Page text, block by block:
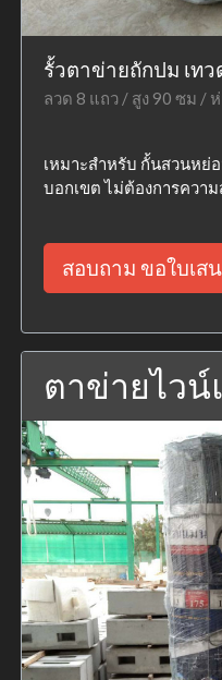
รั้วตาข่ายถักปม เท
ลวด 8 แถว / สูง 90 ซม /
เหมาะสำหรับ กั้นสวนหย่
บอกเขต ไม่ต้องการความ
สอบถาม ขอใบเส
ตาข่ายไว